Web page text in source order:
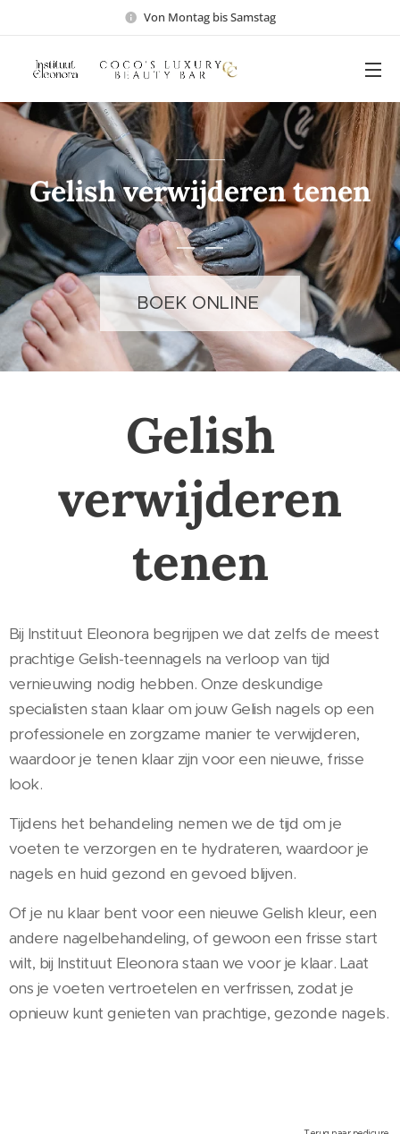
Von Montag bis Samstag
Gelish verwijderen tenen
BOEK ONLINE
Gelish
verwijderen
tenen
Bij Instituut Eleonora begrijpen we dat zelfs de meest
prachtige Gelish-teennagels na verloop van tijd
vernieuwing nodig hebben. Onze deskundige
specialisten staan klaar om jouw Gelish nagels op een
professionele en zorgzame manier te verwijderen,
waardoor je tenen klaar zijn voor een nieuwe, frisse
look.
Tijdens het behandeling nemen we de tijd om je
voeten te verzorgen en te hydrateren, waardoor je
nagels en huid gezond en gevoed blijven.
Of je nu klaar bent voor een nieuwe Gelish kleur, een
andere nagelbehandeling, of gewoon een frisse start
wilt, bij Instituut Eleonora staan we voor je klaar. Laat
ons je voeten vertroetelen en verfrissen, zodat je
opnieuw kunt genieten van prachtige, gezonde nagels.